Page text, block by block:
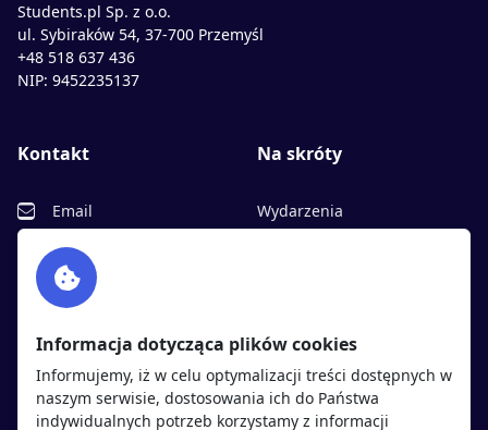
Students.pl Sp. z o.o.
ul. Sybiraków 54, 37-700 Przemyśl
+48 518 637 436
NIP: 9452235137
Kontakt
Email
Facebook
Twitter
Na skróty
Wydarzenia
Polityka cookies
Polityka prywatności
Informacja dotycząca plików cookies
Informujemy, iż w celu optymalizacji treści dostępnych w
naszym serwisie, dostosowania ich do Państwa
indywidualnych potrzeb korzystamy z informacji